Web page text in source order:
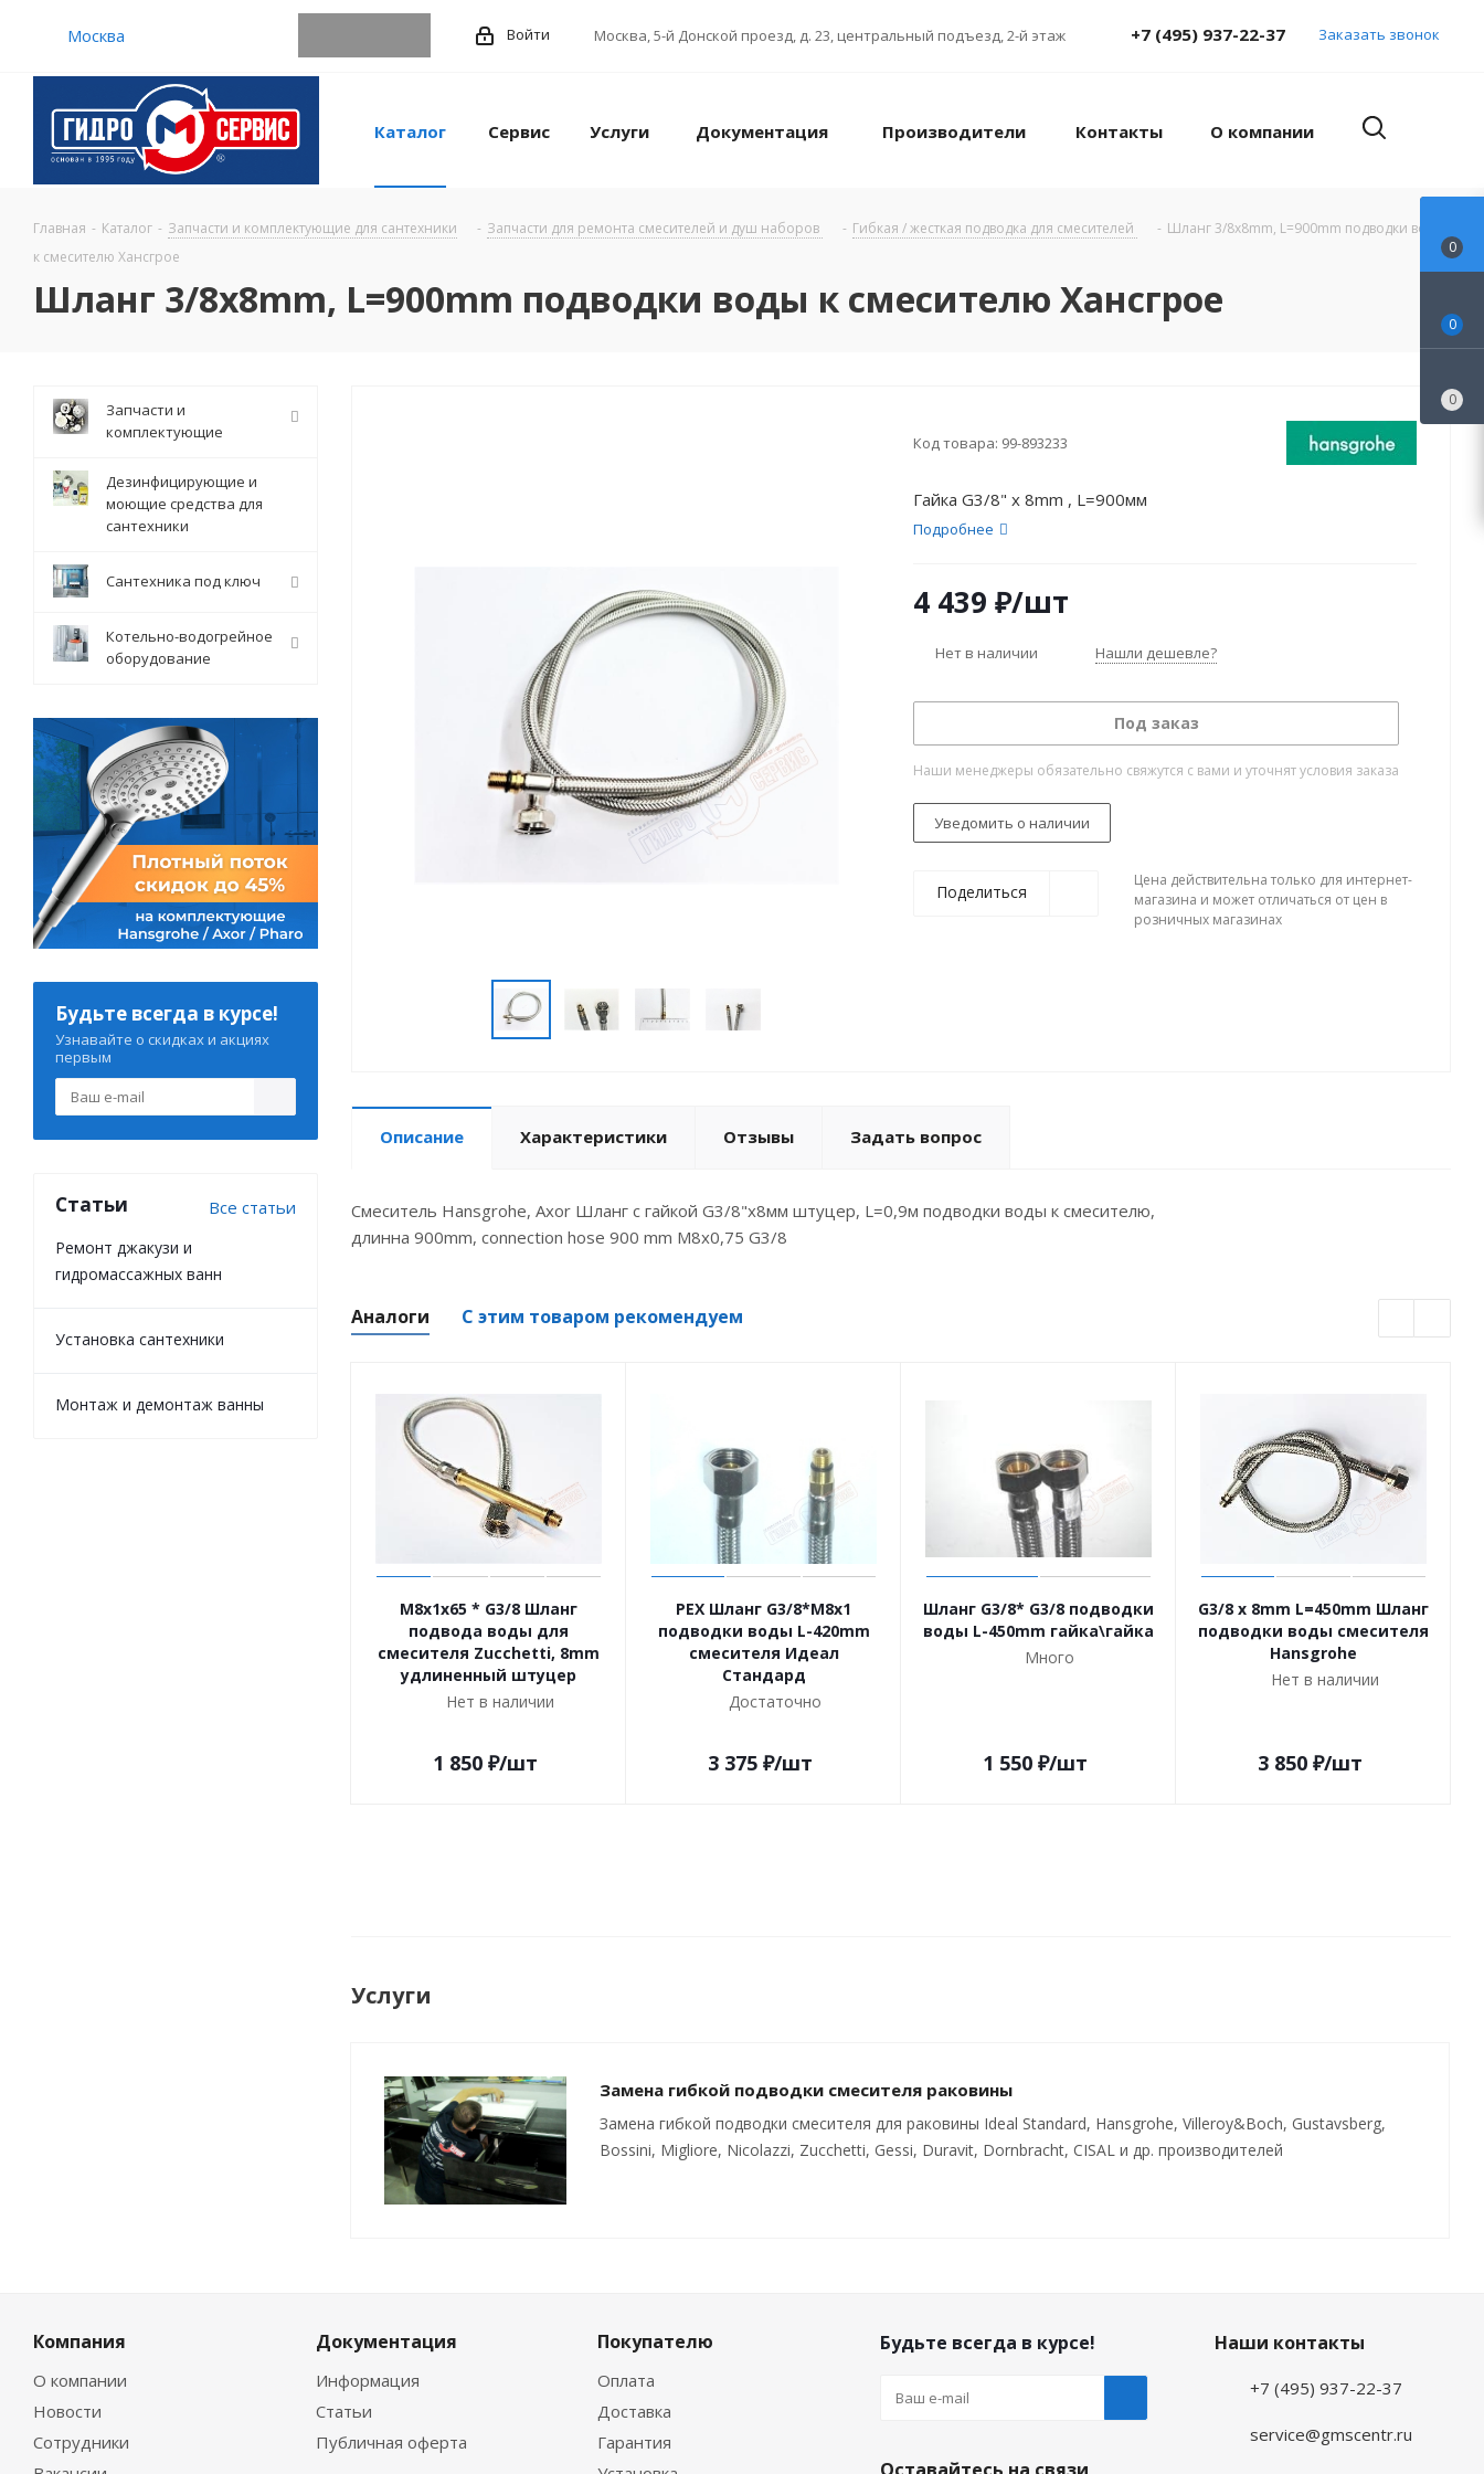
Москва Войти Москва,5-й Донской проезд, д. 23, центральный подъезд, 2-й этаж +7 (495) 937-22-37 Заказать звонок
Каталог Сервис Услуги Документация Производители Контакты О компании
Главная - Каталог - Запчасти и комплектующие для сантехники - Запчасти для ремонта смесителей и душ наборов - Гибкая / жесткая подводка для смесителей - Шланг 3/8x8mm, L=900mm подводки воды
к смесителю Хансгрое
Шланг 3/8x8mm, L=900mm подводки воды к смесителю Хансгрое
Код товара: 99-893233
Гайка G3/8" x 8mm , L=900мм
Подробнее
4 439 ₽/шт
Нет в наличии Нашли дешевле?
Под заказ
Наши менеджеры обязательно свяжутся с вами и уточнят условия заказа
Уведомить о наличии
Поделиться
Цена действительна только для интернет-
магазина и может отличаться от цен в
розничных магазинах
Описание Характеристики Отзывы Задать вопрос
Смеситель Hansgrohe, Axor Шланг с гайкой G3/8"x8мм штуцер, L=0,9м подводки воды к смесителю,
длинна 900mm, connection hose 900 mm M8x0,75 G3/8
Аналоги С этим товаром рекомендуем
M8x1x65 * G3/8 Шланг
подвода воды для
смесителя Zucchetti, 8mm
удлиненный штуцер
Нет в наличии
1 850₽/шт
PEX Шланг G3/8*M8x1
подводки воды L-420mm
смесителя Идеал
Стандард
Достаточно
3 375₽/шт
Шланг G3/8* G3/8 подводки
воды L-450mm гайка\гайка
Много
1 550₽/шт
G3/8 x 8mm L=450mm Шланг
подводки воды смесителя
Hansgrohe
Нет в наличии
3 850₽/шт
Услуги
Замена гибкой подводки смесителя раковины
Замена гибкой подводки смесителя для раковины Ideal Standard, Hansgrohe, Villeroy&Boch, Gustavsberg,
Bossini, Migliore, Nicolazzi, Zucchetti, Gessi, Duravit, Dornbracht, CISAL и др. производителей
Запчасти и
комплектующие
Дезинфицирующие и
моющие средства для
сантехники
Сантехника под ключ
Котельно-водогрейное
оборудование
Будьте всегда в курсе!
Узнавайте о скидках и акциях
первым
Статьи Все статьи
Ремонт джакузи и
гидромассажных ванн
Установка сантехники
Монтаж и демонтаж ванны
Компания
О компании
Новости
Сотрудники
Документация
Информация
Статьи
Публичная оферта
Покупателю
Оплата
Доставка
Гарантия
Будьте всегда в курсе! Наши контакты
+7 (495) 937-22-37
service@gmscentr.ru
0
0
0